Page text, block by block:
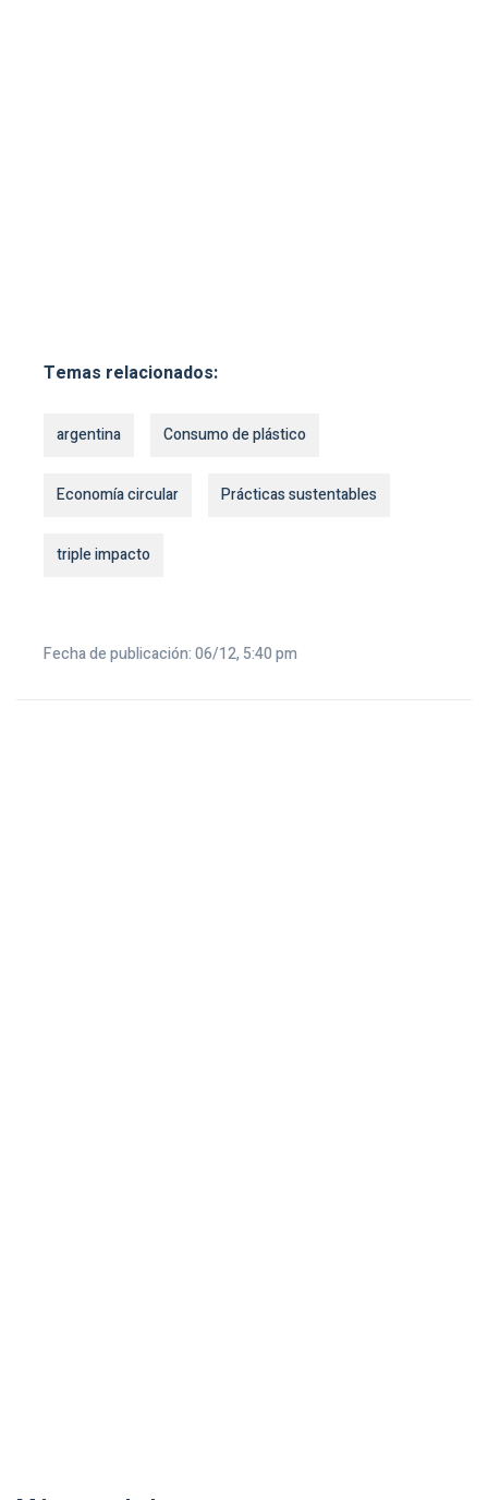
Temas relacionados:
argentina Consumo de plástico
Economía circular Prácticas sustentables
triple impacto
Fecha de publicación: 06/12, 5:40 pm